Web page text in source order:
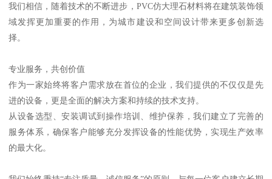
我们相信，随着技术的不断进步，PVC仿大理石材料将在建筑装饰领
域发挥更加重要的作用，为城市建设和空间设计带来更多创新选
择。
专业服务，共创价值
作为一家始终将客户需求放在首位的企业，我们提供的不仅仅是先
进的设备，更是全面的解决方案和持续的技术支持。
从设备选型、安装调试到操作培训、维护保养，我们建立了完善的
服务体系，确保客户能够充分发挥设备的性能优势，实现生产效率
的最大化。